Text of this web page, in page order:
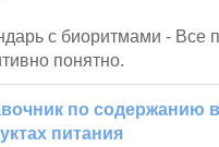
с биоритмами - Все
понятно.
по содержанию
питания